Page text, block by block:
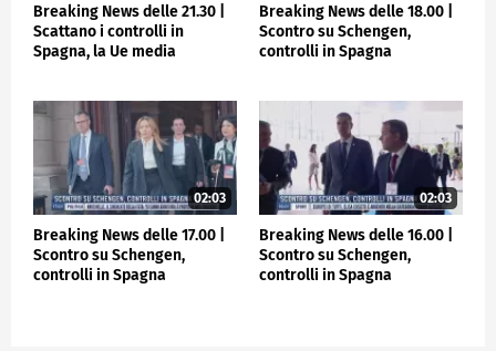
Breaking News delle 21.30 |
Scattano i controlli in
Spagna, la Ue media
Breaking News delle 18.00 |
Scontro su Schengen,
controlli in Spagna
02:03
Breaking News delle 17.00 |
Scontro su Schengen,
controlli in Spagna
02:03
Breaking News delle 16.00 |
Scontro su Schengen,
controlli in Spagna